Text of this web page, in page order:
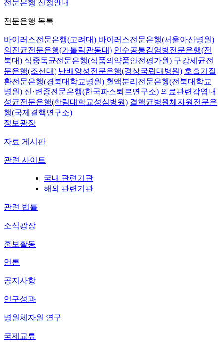
전문은행 신청안내
전문은행 목록
바이러스전문은행(고려대) 바이러스전문은행(서울아산병원)
의진균전문은행(가톨릭관동대) 인수공통감염병전문은행(전
북대) 식중독균전문은행(식품의약품안전평가원) 구강세균전
문은행(조선대) 난배양성전문은행(경상국립대병원) 호흡기질
환전문은행(경북대학교병원) 혈액분리전문은행(전북대학교
병원) 신·변종전문은행(한국파스퇴르연구소) 의료관련감염내
성균전문은행(한림대학교성심병원) 결핵균병원체자원전문은
행(국제결핵연구소)
정보광장
자료 게시판
관련 사이트
국내 관련기관
해외 관련기관
관련 법률
소식광장
홍보활동
언론
공지사항
연구성과
병원체자원 연구
국제교류